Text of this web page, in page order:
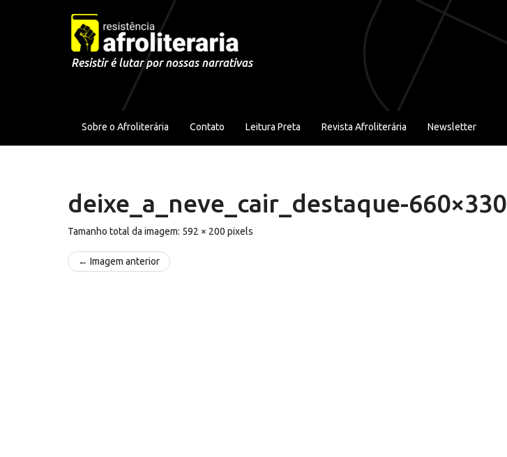
Pular para o conteúdo
Resistir é lutar por nossas narrativas
Sobre o Afroliterária Contato Leitura Preta Revista Afroliterária Newsletter
deixe_a_neve_cair_destaque-660×330
Tamanho total da imagem: 592 × 200 pixels
← Imagem anterior